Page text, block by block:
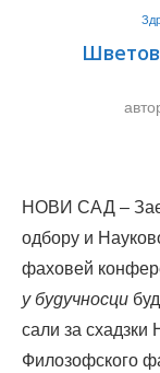
НОВИ САД –
одбору и
фаховей
у будучносци
сали за схадзки
Филозофского